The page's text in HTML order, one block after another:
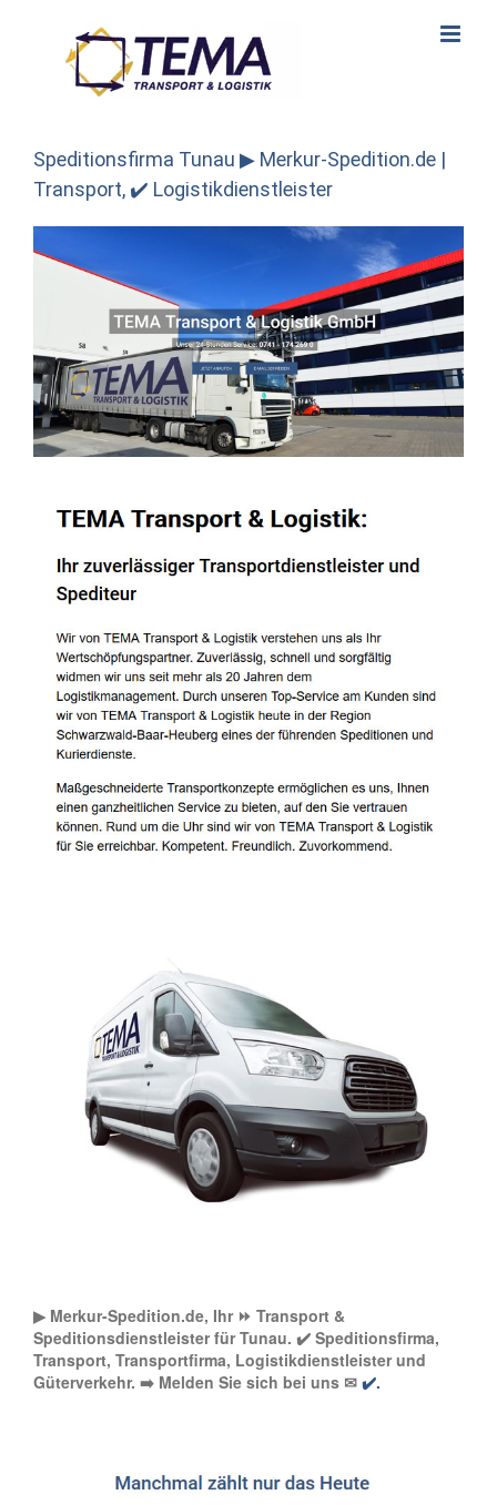
Speditionsfirma Tunau ▶︎ Merkur-Spedition.de |
Transport, ✔️ Logistikdienstleister
▶︎ Merkur-Spedition.de, Ihr ⏩ Transport &
Speditionsdienstleister für Tunau. ✔️ Speditionsfirma,
Transport, Transportfirma, Logistikdienstleister und
Güterverkehr. ➡️ Melden Sie sich bei uns ✉ ✔️.